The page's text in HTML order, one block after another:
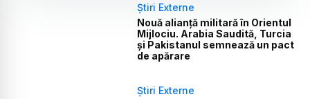
Știri Externe
Nouă alianță militară în Orientul
Mijlociu. Arabia Saudită, Turcia
și Pakistanul semnează un pact
de apărare
Știri Externe